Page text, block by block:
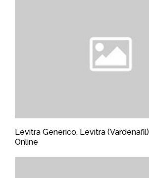
Levitra Generico, Levitra
Online